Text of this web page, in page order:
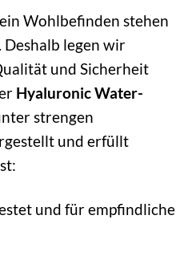
Wohlbefinden stehen
Deshalb legen wir
und Sicherheit
Hyaluronic Water-
strengen
und erfüllt
und für empfindliche